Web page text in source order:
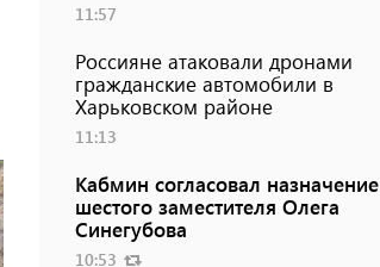
11:57
Россияне атаковали дронами
гражданские автомобили в
Харьковском районе
11:13
Кабмин согласовал назначение
шестого заместителя Олега
Синегубова
10:53